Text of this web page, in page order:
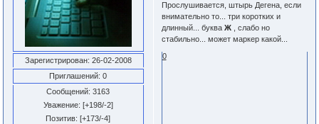
Зарегистрирован: 26-02-2008
Приглашений: 0
Сообщений: 3163
Уважение: [+198/-2]
Позитив: [+173/-4]
Прослушивается, штырь Дегена, если
внимательно то... три коротких и
длинный... букваЖ
, слабо но
стабильно... может маркер какой...
0